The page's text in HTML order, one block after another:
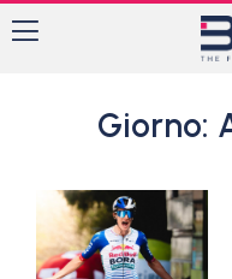
Giorno: